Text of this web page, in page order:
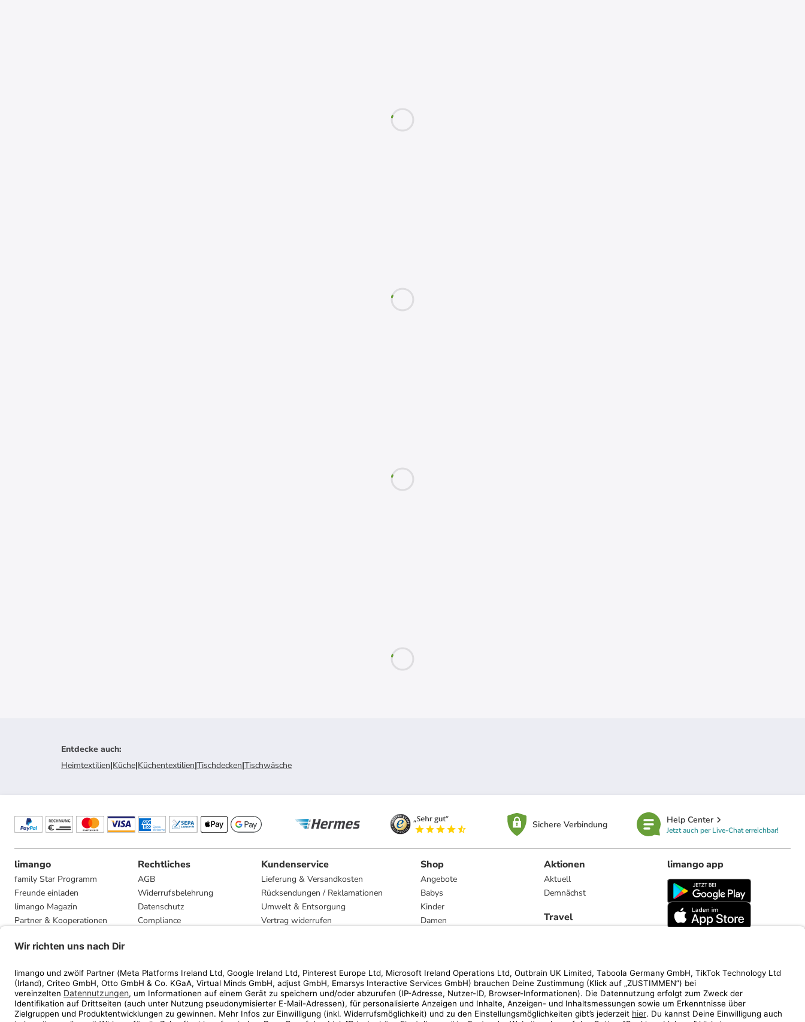
Entdecke auch:
Heimtextilien|Küche|Küchentextilien|Tischdecken|Tischwäsche
Sichere Verbindung Help Center
Jetzt auch per Live-Chat erreichbar!
limango
family Star Programm
Freunde einladen
limango Magazin
Partner & Kooperationen
Presse
Rechtliches
AGB
Widerrufsbelehrung
Datenschutz
Compliance
Kundenservice
Lieferung & Versandkosten
Rücksendungen / Reklamationen
Umwelt & Entsorgung
Vertrag widerrufen
Shop
Angebote
Babys
Kinder
Damen
Marken
Aktionen
Aktuell
Demnächst
Travel
limango app
limango.nl limango.pl